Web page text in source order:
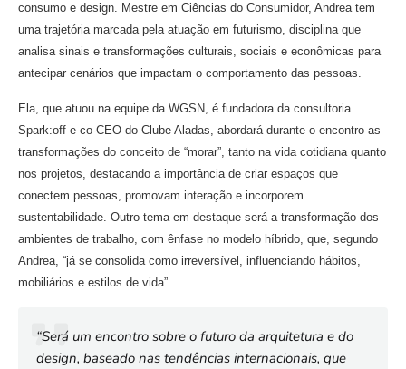
consumo e design. Mestre em Ciências do Consumidor, Andrea tem
uma trajetória marcada pela atuação em futurismo, disciplina que
analisa sinais e transformações culturais, sociais e econômicas para
antecipar cenários que impactam o comportamento das pessoas.
Ela, que atuou na equipe da WGSN, é fundadora da consultoria
Spark:off e co-CEO do Clube Aladas, abordará durante o encontro as
transformações do conceito de “morar”, tanto na vida cotidiana quanto
nos projetos, destacando a importância de criar espaços que
conectem pessoas, promovam interação e incorporem
sustentabilidade. Outro tema em destaque será a transformação dos
ambientes de trabalho, com ênfase no modelo híbrido, que, segundo
Andrea, “já se consolida como irreversível, influenciando hábitos,
mobiliários e estilos de vida”.
“Será um encontro sobre o futuro da arquitetura e do
design, baseado nas tendências internacionais, que